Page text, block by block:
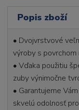
Popis zboží
• Dvojvrstvové
výroby s povrchom
• Vďaka použitiu
zuby výnimočne
• Garantujeme
skvelú odolnosť